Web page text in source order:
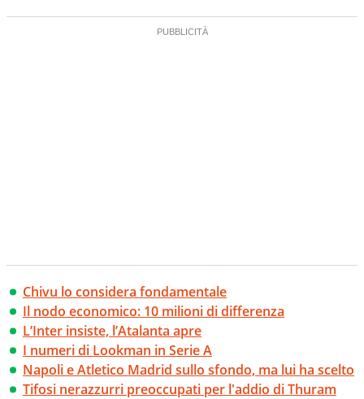
Chivu lo considera fondamentale
Il nodo economico: 10 milioni di differenza
L’Inter insiste, l’Atalanta apre
I numeri di Lookman in Serie A
Napoli e Atletico Madrid sullo sfondo, ma lui ha scelto
Tifosi nerazzurri preoccupati per l'addio di Thuram